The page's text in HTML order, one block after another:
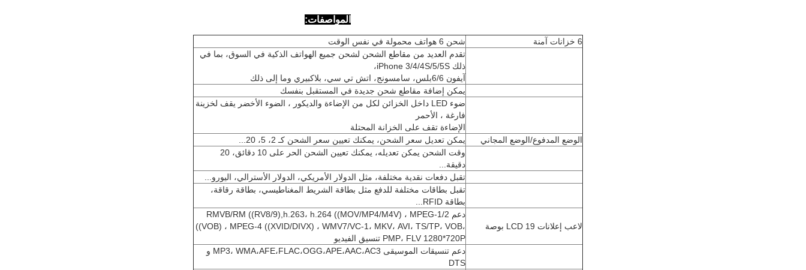
المواصفات:
6 خزانات آمنة
شحن 6 هواتف محمولة في نفس الوقت
تقدم العديد من مقاطع الشحن لشحن جميع الهواتف الذكية في السوق، بما في
ذلك iPhone 3/4/4S/5/5S،
آيفون 6/6بلس، سامسونج، اتش تي سي، بلاكبيري وما إلى ذلك
يمكن إضافة مقاطع شحن جديدة في المستقبل بنفسك
ضوء LED داخل الخزائن لكل من الإضاءة والديكور ، الضوء الأخضر يقف لخزينة
فارغة ، الأحمر
الإضاءة تقف على الخزانة المحتلة
الوضع المدفوع/الوضع المجاني
يمكن تعديل سعر الشحن، يمكنك تعيين سعر الشحن كـ 2، 5، 20...
وقت الشحن يمكن تعديله، يمكنك تعيين الشحن الحر على 10 دقائق، 20
دقيقة...
تقبل دفعات نقدية مختلفة، مثل الدولار الأمريكي، الدولار الأسترالي، اليورو...
تقبل بطاقات مختلفة للدفع مثل بطاقة الشريط المغناطيسي، بطاقة رقاقة،
بطاقة RFID...
لاعب إعلانات LCD 19 بوصة
دعم RMVB/RM ((RV8/9),h.263، h.264 ((MOV/MP4/M4V) ، MPEG-1/2
((VOB) ، MPEG-4 ((XVID/DIVX) ، WMV7/VC-1، MKV، AVI، TS/TP، VOB،
PMP، FLV 1280*720P تنسيق الفيديو
دعم تنسيقات الموسيقى MP3، WMA،AFE،FLAC،OGG،APE،AAC،AC3 و
DTS